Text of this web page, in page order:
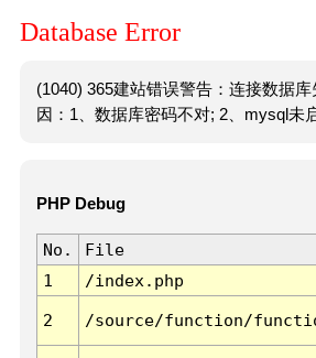
Database Error
(1040) 365建站错误警告：连接数据
因：1、数据库密码不对; 2、mysql未
PHP Debug
No. File
1
/index.php
2 /source/function/